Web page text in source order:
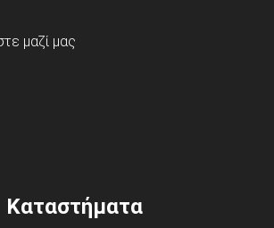
μαζί μας
Καταστήματα